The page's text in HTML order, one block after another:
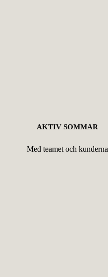
AKTIV SOMMAR
Med teamet och kunderna